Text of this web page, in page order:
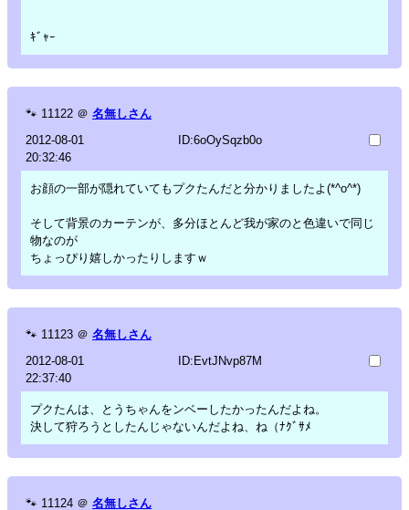
ｷﾞｬｰ
🐾 11122 ＠ 名無しさん
2012-08-01
20:32:46
ID:6oOySqzb0o
お顔の一部が隠れていてもプクたんだと分かりましたよ(*^o^*)
そして背景のカーテンが、多分ほとんど我が家のと色違いで同じ
物なのが
ちょっぴり嬉しかったりしますｗ
🐾 11123 ＠ 名無しさん
2012-08-01
22:37:40
ID:EvtJNvp87M
プクたんは、とうちゃんをンベーしたかったんだよね。
決して狩ろうとしたんじゃないんだよね、ね（ﾅｸﾞｻﾒ
🐾 11124 ＠ 名無しさん